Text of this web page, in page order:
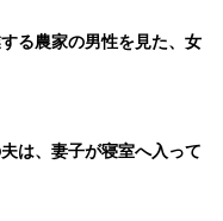
る農家の男性を見た、女
は、妻子が寝室へ入って